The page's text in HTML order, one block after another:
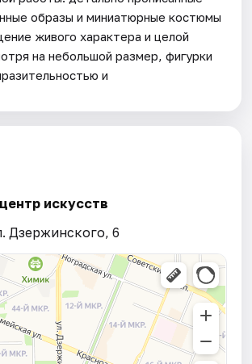
образы и миниатюрные костюмы
живого характера и целой
на небольшой размер, фигурки
и
искусств
Дзержинского, 6